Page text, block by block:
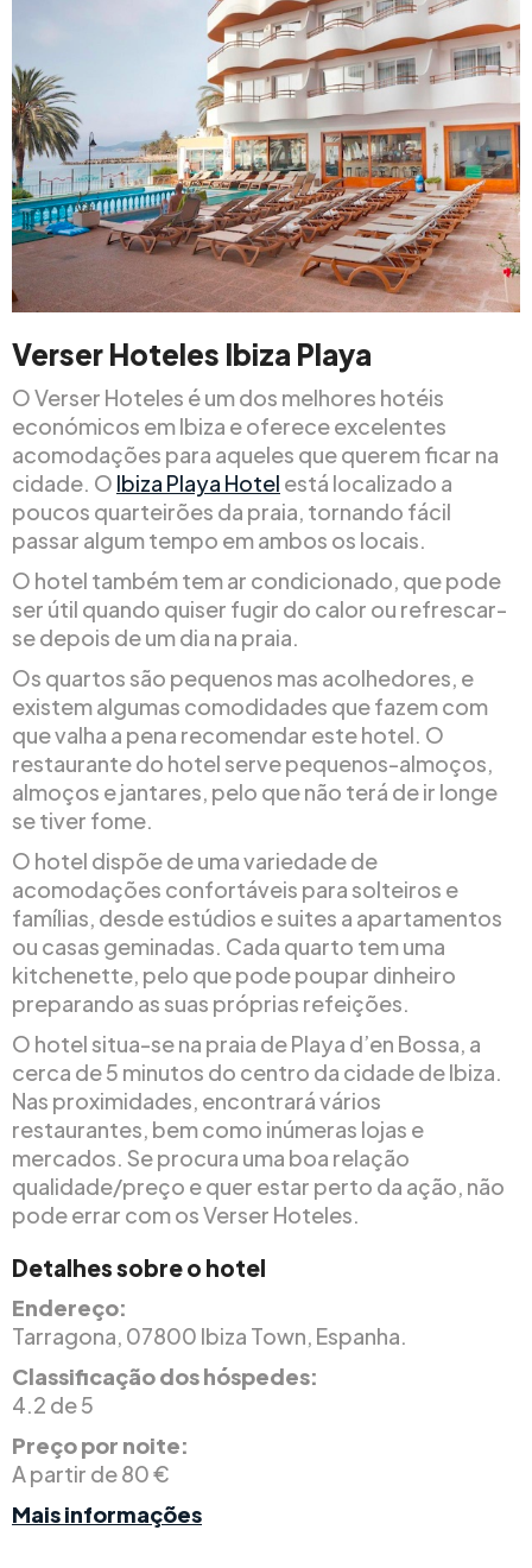
Verser Hoteles Ibiza Playa
O Verser Hoteles é um dos melhores hotéis
económicos em Ibiza e oferece excelentes
acomodações para aqueles que querem ficar na
cidade. O Ibiza Playa Hotel está localizado a
poucos quarteirões da praia, tornando fácil
passar algum tempo em ambos os locais.
O hotel também tem ar condicionado, que pode
ser útil quando quiser fugir do calor ou refrescar-
se depois de um dia na praia.
Os quartos são pequenos mas acolhedores, e
existem algumas comodidades que fazem com
que valha a pena recomendar este hotel. O
restaurante do hotel serve pequenos-almoços,
almoços e jantares, pelo que não terá de ir longe
se tiver fome.
O hotel dispõe de uma variedade de
acomodações confortáveis para solteiros e
famílias, desde estúdios e suites a apartamentos
ou casas geminadas. Cada quarto tem uma
kitchenette, pelo que pode poupar dinheiro
preparando as suas próprias refeições.
O hotel situa-se na praia de Playa d’en Bossa, a
cerca de 5 minutos do centro da cidade de Ibiza.
Nas proximidades, encontrará vários
restaurantes, bem como inúmeras lojas e
mercados. Se procura uma boa relação
qualidade/preço e quer estar perto da ação, não
pode errar com os Verser Hoteles.
Detalhes sobre o hotel
Endereço:
Tarragona, 07800 Ibiza Town, Espanha.
Classificação dos hóspedes:
4.2 de 5
Preço por noite:
A partir de 80 €
Mais informações